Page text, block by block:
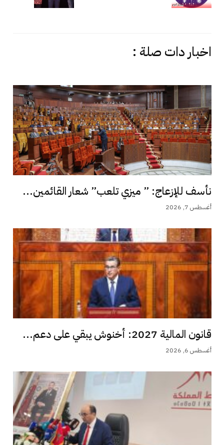
اخبار دات صلة :
نأسف للإزعاج: ” ميزي تلعب” شعار القائمين...
أغسطس 7, 2026
قانون المالية 2027: أخنوش يبقي على دعم...
أغسطس 6, 2026